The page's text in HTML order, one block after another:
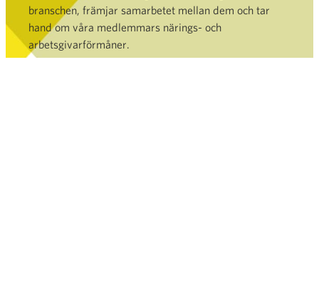
branschen, främjar samarbetet mellan dem och tar
hand om våra medlemmars närings- och
arbetsgivarförmåner.